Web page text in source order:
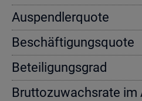
Aus­pend­ler­quo­te
Be­schäf­ti­gungs­quo­te
Be­tei­li­gungs­grad
Brut­to­zu­wachs­ra­te im